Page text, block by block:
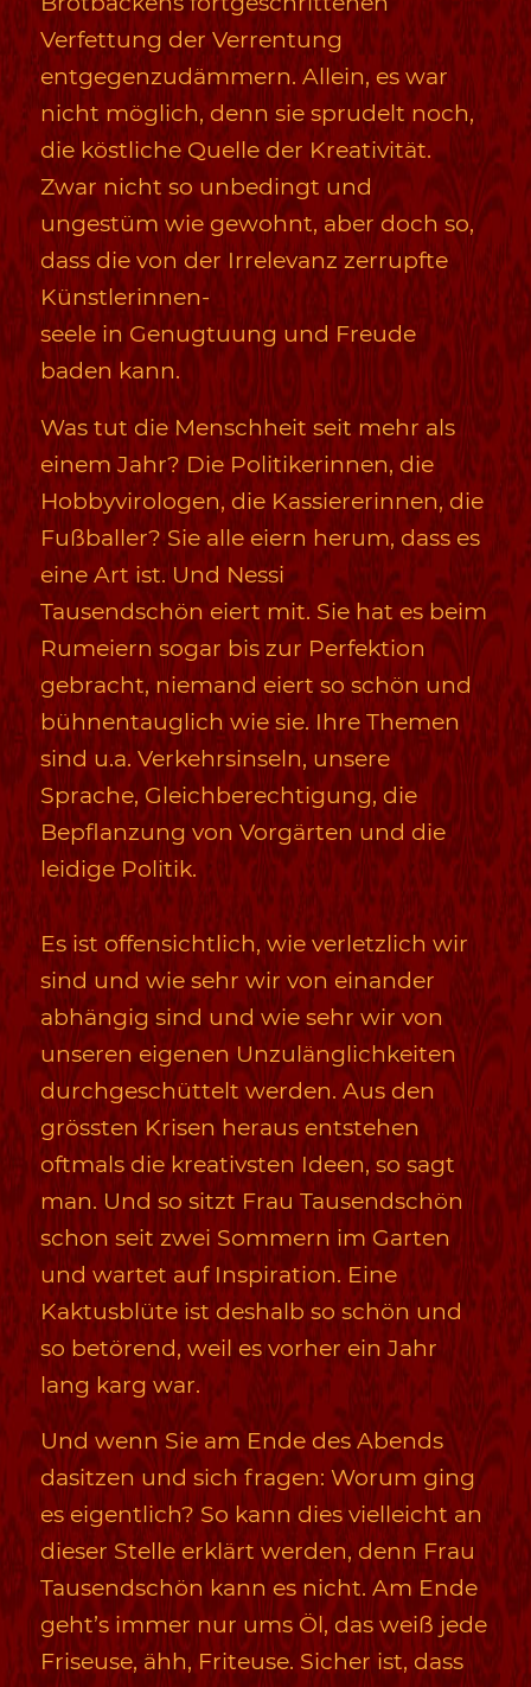
Verfettung der Verrentung
entgegenzudämmern. Allein, es war
nicht möglich, denn sie sprudelt noch,
die köstliche Quelle der Kreativität.
Zwar nicht so unbedingt und
ungestüm wie gewohnt, aber doch so,
dass die von der Irrelevanz zerrupfte
Künstlerinnen-
seele in Genugtuung und Freude
baden kann.
Was tut die Menschheit seit mehr als
einem Jahr? Die Politikerinnen, die
Hobbyvirologen, die Kassiererinnen, die
Fußballer? Sie alle eiern herum, dass es
eine Art ist. Und Nessi
Tausendschön eiert mit. Sie hat es beim
Rumeiern sogar bis zur Perfektion
gebracht, niemand eiert so schön und
bühnentauglich wie sie. Ihre Themen
sind u.a. Verkehrsinseln, unsere
Sprache, Gleichberechtigung, die
Bepflanzung von Vorgärten und die
leidige Politik.
Es ist offensichtlich, wie verletzlich wir
sind und wie sehr wir von einander
abhängig sind und wie sehr wir von
unseren eigenen Unzulänglichkeiten
durchgeschüttelt werden. Aus den
grössten Krisen heraus entstehen
oftmals die kreativsten Ideen, so sagt
man. Und so sitzt Frau Tausendschön
schon seit zwei Sommern im Garten
und wartet auf Inspiration. Eine
Kaktusblüte ist deshalb so schön und
so betörend, weil es vorher ein Jahr
lang karg war.
Und wenn Sie am Ende des Abends
dasitzen und sich fragen: Worum ging
es eigentlich? So kann dies vielleicht an
dieser Stelle erklärt werden, denn Frau
Tausendschön kann es nicht. Am Ende
geht’s immer nur ums Öl, das weiß jede
Friseuse, ähh, Friteuse. Sicher ist, dass